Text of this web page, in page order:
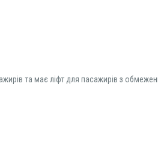
та має ліфт для пасажирів з